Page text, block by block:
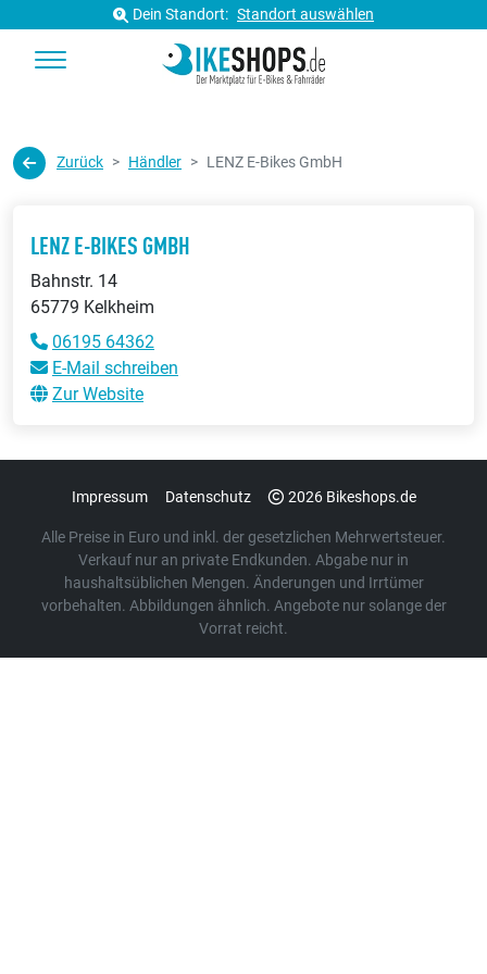
Dein Standort: Standort auswählen
Zurück Händler LENZ E-Bikes GmbH
LENZ E-BIKES GMBH
Bahnstr. 14
65779 Kelkheim
06195 64362
E-Mail schreiben
Zur Website
Impressum Datenschutz 2026 Bikeshops.de
Alle Preise in Euro und inkl. der gesetzlichen Mehrwertsteuer.
Verkauf nur an private Endkunden. Abgabe nur in
haushaltsüblichen Mengen. Änderungen und Irrtümer
vorbehalten. Abbildungen ähnlich. Angebote nur solange der
Vorrat reicht.